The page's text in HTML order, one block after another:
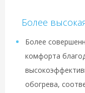
Более
Более
комфорта
обогрева,